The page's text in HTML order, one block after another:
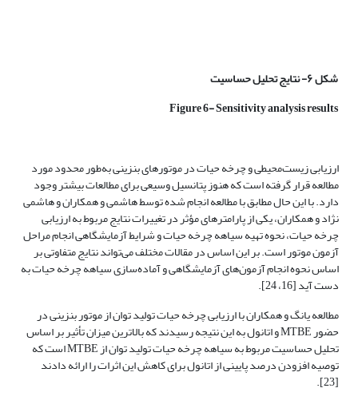
شکل ۶- نتایج تحلیل حساسیت
Figure 6- Sensitivity analysis results
ارزیابی زیست‌محیطی و چرخه حیات در موتورهای بنزینی به‌طور محدود مورد
مطالعه قرار گرفته است که هنوز پتانسیل وسیعی برای مطالعات بیشتر وجود
دارد. با این حال مطابق با مطالعه انجام شده توسط‌ هاشمی و همکاران و هاشمی
نژاد و همکاران، یکی از پارامترهای مؤثر در تغییرات نتایج مربوط به ارزیابی
چرخه حیات، نحوه تهیه سیاهه چرخه حیات و شرایط آزمایشگاهی انجام مراحل
آزمون موتور است. بر این اساس در مقالات مختلف می‌تواند نتایج متفاوتی بر
اساس نحوه انجام آزمون‌های آزمایشگاهی و آماده‌سازی سیاهه چرخه حیات به
دست آید [16، 24].
مطالعه یانگ و همکاران با ارزیابی چرخه حیات تولید توان از موتور بنزینی در
حضور MTBE و اتانول به این نتیجه رسیدند که بالاترین میزان تأثیر بر اساس
تحلیل حساسیت مربوط به سیاهه چرخه حیات تولید توان از MTBE است که
توصیه افزودن درصد پایینی از اتانول برای کاهش این اثرات را ارائه دادند
[23].